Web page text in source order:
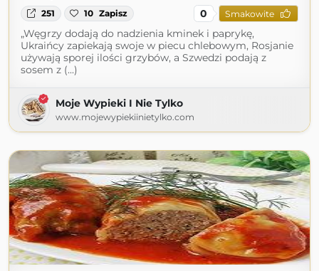
251 10 Zapisz 0 Smakowite
„Węgrzy dodają do nadzienia kminek i paprykę,
Ukraińcy zapiekają swoje w piecu chlebowym, Rosjanie
używają sporej ilości grzybów, a Szwedzi podają z
sosem z (...)
Moje Wypieki I Nie Tylko
www.mojewypiekiinietylko.com